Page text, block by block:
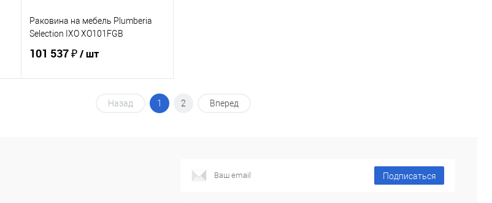
Раковина на мебель Plumberia
Selection IXO XO101FGB
101 537 ₽/ шт
В корзину
Назад 1 2 Вперед
Подписаться